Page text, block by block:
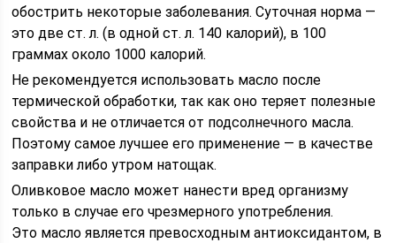
обострить некоторые заболевания. Суточная норма —
это две ст. л. (в одной ст. л. 140 калорий), в 100
граммах около 1000 калорий.
Не рекомендуется использовать масло после
термической обработки, так как оно теряет полезные
свойства и не отличается от подсолнечного масла.
Поэтому самое лучшее его применение — в качестве
заправки либо утром натощак.
Оливковое масло может нанести вред организму
только в случае его чрезмерного употребления.
Это масло является превосходным антиоксидантом, в